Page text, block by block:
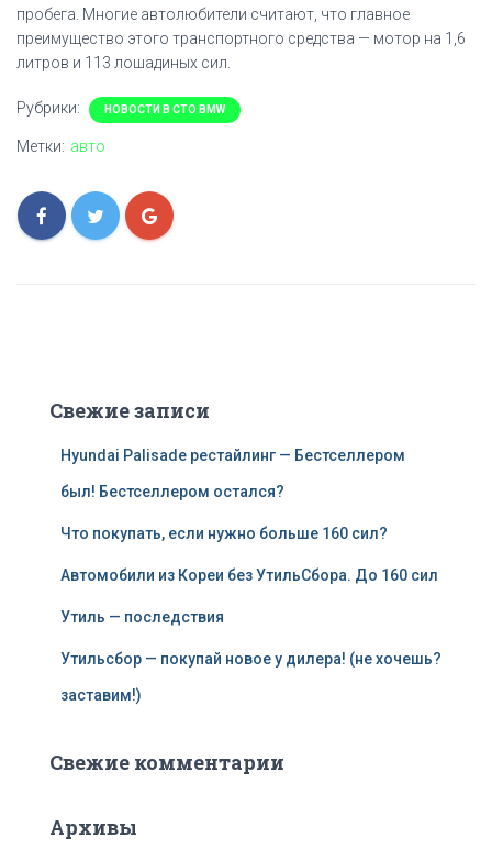
пробега. Многие автолюбители считают, что главное
преимущество этого транспортного средства — мотор на 1,6
литров и 113 лошадиных сил.
Рубрики: НОВОСТИ В СТО BMW
Метки: авто
Свежие записи
Hyundai Palisade рестайлинг — Бестселлером
был! Бестселлером остался?
Что покупать, если нужно больше 160 сил?
Автомобили из Кореи без УтильСбора. До 160 сил
Утиль — последствия
Утильсбор — покупай новое у дилера! (не хочешь?
заставим!)
Свежие комментарии
Архивы